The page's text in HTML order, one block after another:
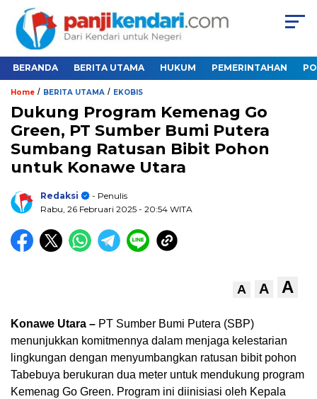
BERANDA BERITA UTAMA HUKUM PEMERINTAHAN
Home / BERITA UTAMA / EKOBIS
Dukung Program Kemenag Go
Green, PT Sumber Bumi Putera
Sumbang Ratusan Bibit Pohon
untuk Konawe Utara
Redaksi
- Penulis
Rabu, 26 Februari 2025 - 20:54 WITA
A A A
Konawe Utara – PT Sumber Bumi Putera (SBP)
menunjukkan komitmennya dalam menjaga kelestarian
lingkungan dengan menyumbangkan ratusan bibit pohon
Tabebuya berukuran dua meter untuk mendukung program
Kemenag Go Green. Program ini diinisiasi oleh Kepala